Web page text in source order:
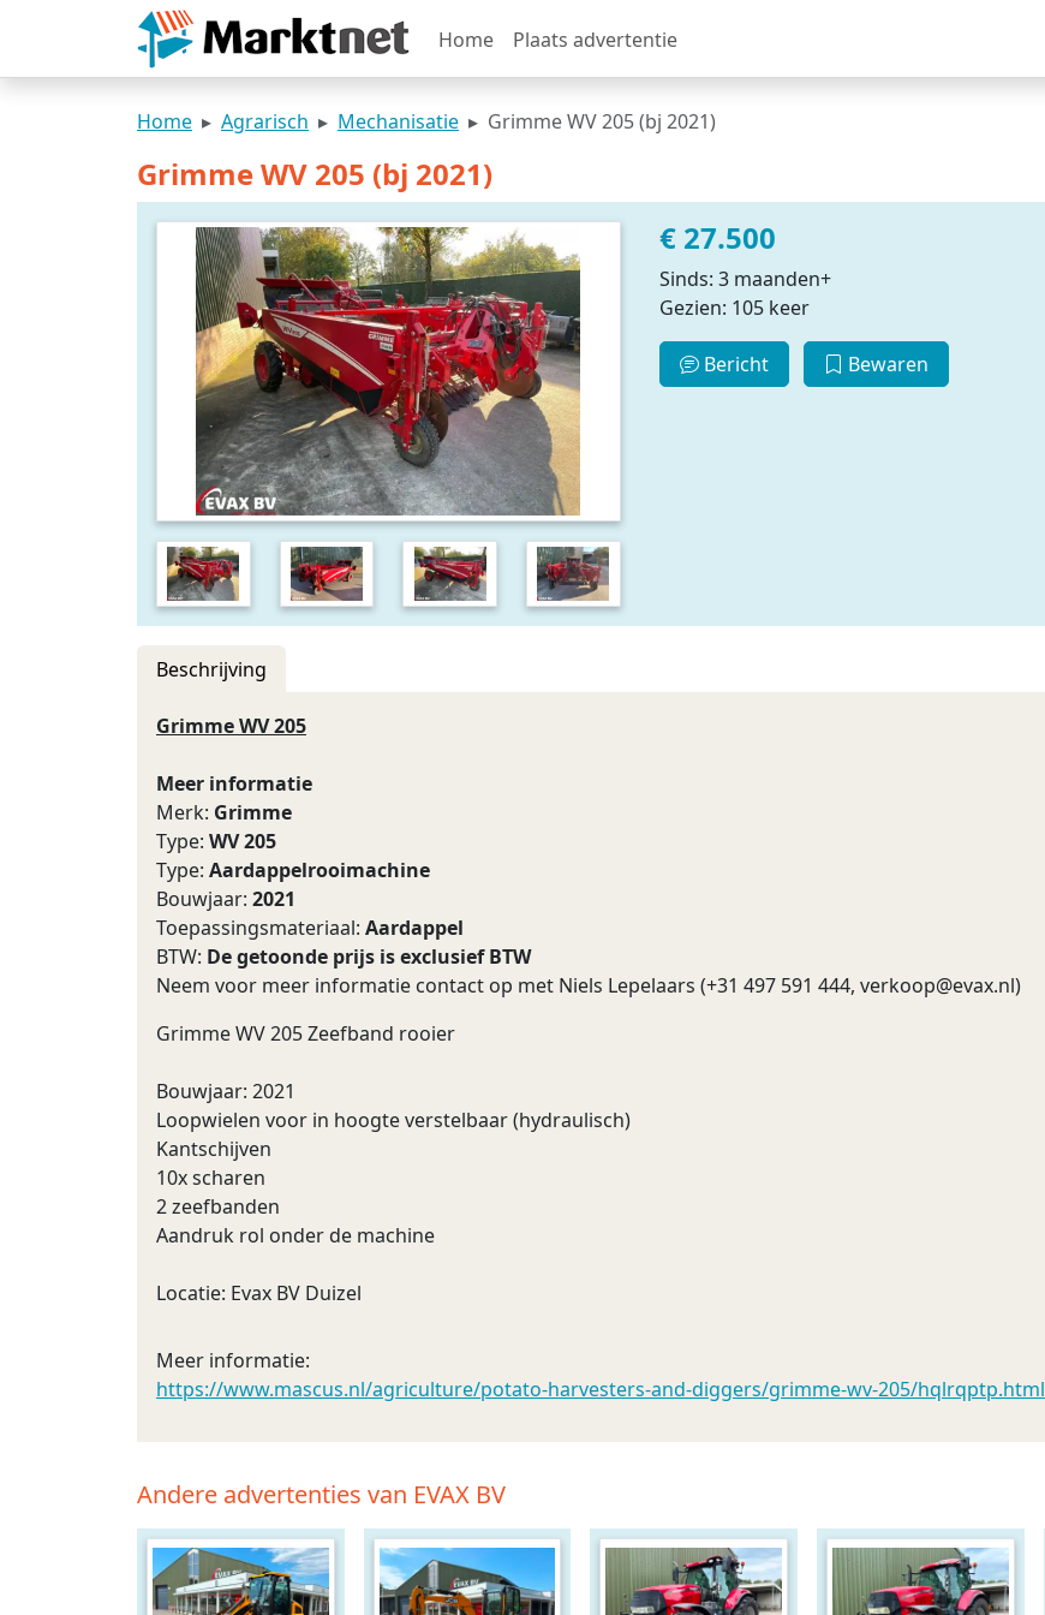
Home Plaats advertentie
Home Agrarisch Mechanisatie Grimme WV 205 (bj 2021)
Grimme WV 205 (bj 2021)
€ 27.500
Sinds: 3 maanden+
Gezien: 105 keer
Bericht Bewaren
Beschrijving
Grimme WV 205
Meer informatie
Merk: Grimme
Type: WV 205
Type: Aardappelrooimachine
Bouwjaar: 2021
Toepassingsmateriaal: Aardappel
BTW: De getoonde prijs is exclusief BTW
Neem voor meer informatie contact op met Niels Lepelaars (+31 497 591 444, verkoop@evax.nl)
Grimme WV 205 Zeefband rooier
Bouwjaar: 2021
Loopwielen voor in hoogte verstelbaar (hydraulisch)
Kantschijven
10x scharen
2 zeefbanden
Aandruk rol onder de machine
Locatie: Evax BV Duizel
Meer informatie:
https://www.mascus.nl/agriculture/potato-harvesters-and-diggers/grimme-wv-205/hqlrqptp.html
Andere advertenties van EVAX BV